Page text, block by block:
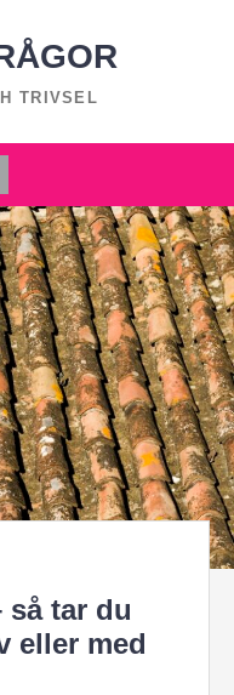
TRIVSEL
tar du
eller med